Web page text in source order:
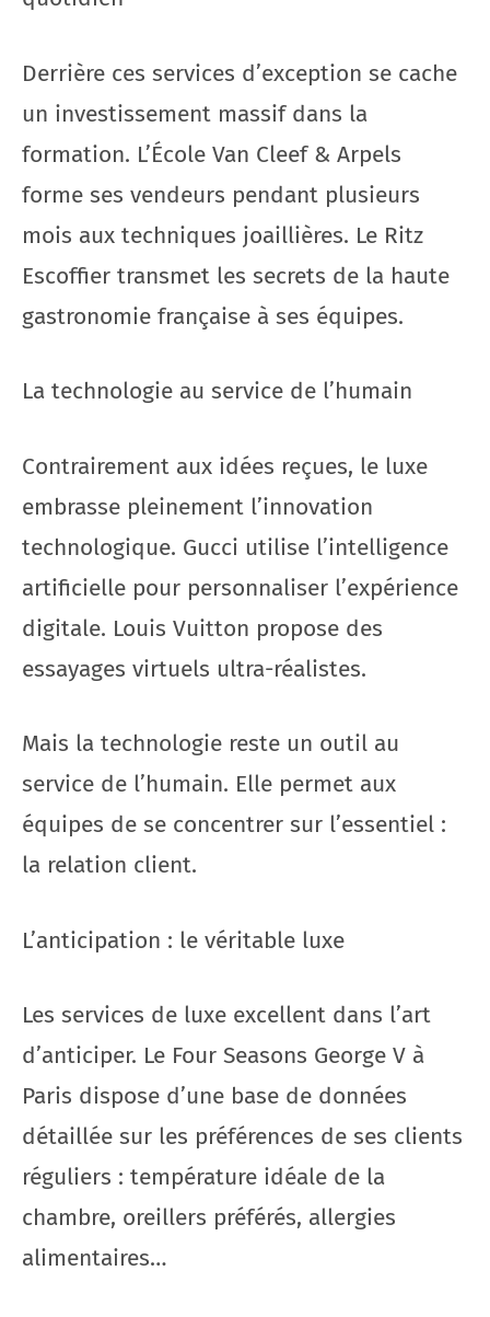
Derrière ces services d’exception se cache
un investissement massif dans la
formation. L’École Van Cleef & Arpels
forme ses vendeurs pendant plusieurs
mois aux techniques joaillières. Le Ritz
Escoffier transmet les secrets de la haute
gastronomie française à ses équipes.
La technologie au service de l’humain
Contrairement aux idées reçues, le luxe
embrasse pleinement l’innovation
technologique. Gucci utilise l’intelligence
artificielle pour personnaliser l’expérience
digitale. Louis Vuitton propose des
essayages virtuels ultra-réalistes.
Mais la technologie reste un outil au
service de l’humain. Elle permet aux
équipes de se concentrer sur l’essentiel :
la relation client.
L’anticipation : le véritable luxe
Les services de luxe excellent dans l’art
d’anticiper. Le Four Seasons George V à
Paris dispose d’une base de données
détaillée sur les préférences de ses clients
réguliers : température idéale de la
chambre, oreillers préférés, allergies
alimentaires…